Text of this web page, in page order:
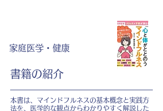
家庭医学・健康
書籍の紹介
本書は、マインドフルネスの基本概念と実践方
法を、医学的な観点からわかりやすく解説した